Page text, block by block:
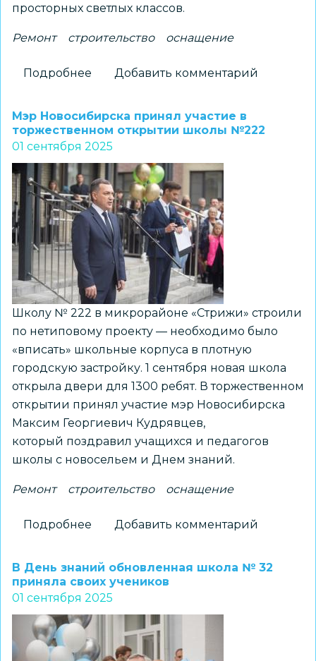
просторных светлых классов.
Ремонт строительство оснащение
Подробнее
знаний
и
новоселье
в
школе
№19
Добавить комментарий
Мэр Новосибирска принял участие в
торжественном открытии школы №222
01 сентября 2025
Школу № 222 в микрорайоне «Стрижи» строили
по нетиповому проекту — необходимо было
«вписать» школьные корпуса в плотную
городскую застройку. 1 сентября новая школа
открыла двери для 1300 ребят. В торжественном
открытии принял участие мэр Новосибирска
Максим Георгиевич Кудрявцев,
который поздравил учащихся и педагогов
школы с новосельем и Днем знаний.
Ремонт строительство оснащение
Подробнее
Новосибирска
принял
участие
в
торжественном
открытии
Добавить комментарий
В День знаний обновленная школа № 32
приняла своих учеников
01 сентября 2025